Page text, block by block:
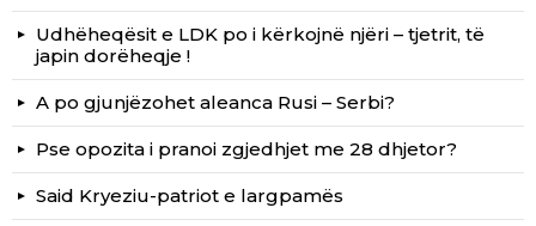
Udhëheqësit e LDK po i kërkojnë njëri – tjetrit, të
japin dorëheqje !
A po gjunjëzohet aleanca Rusi – Serbi?
Pse opozita i pranoi zgjedhjet me 28 dhjetor?
Said Kryeziu-patriot e largpamës